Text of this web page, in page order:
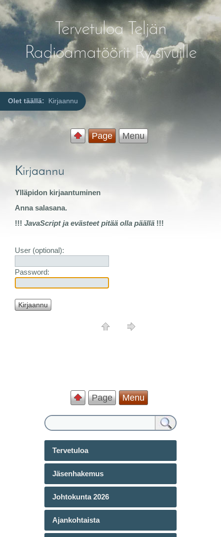
Tervetuloa Teljän
Radioamatöörit Ry sivuille
Olet täällä: Kirjaannu
Page Menu
Kirjaannu
Ylläpidon kirjaantuminen
Anna salasana.
!!! JavaScript ja evästeet pitää olla päällä !!!
User (optional):
Password:
Page Menu
Tervetuloa
Jäsenhakemus
Johtokunta 2026
Ajankohtaista